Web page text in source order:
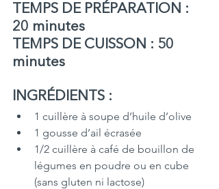
TEMPS DE PRÉPARATION :
20 minutes
TEMPS DE CUISSON : 50
minutes
INGRÉDIENTS :
1 cuillère à soupe d’huile d’olive
1 gousse d’ail écrasée
1/2 cuillère à café de bouillon de
légumes en poudre ou en cube
(sans gluten ni lactose)